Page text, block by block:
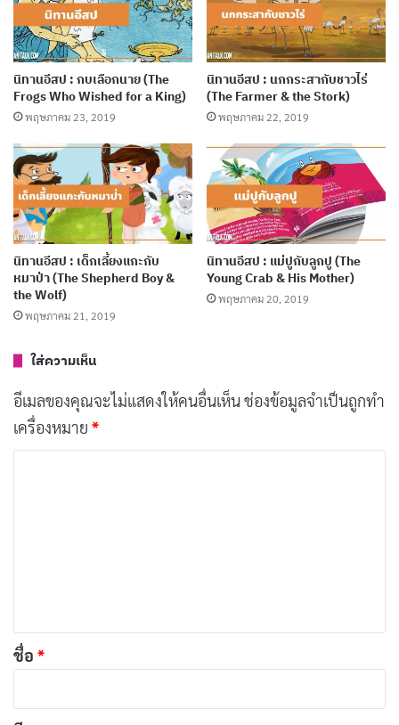
Give a finger and lose a hand.
นิทานก่อนนอน นิทานคุณธรรม
นิทานเรื่องสั้น
Copy URL
นิทานอีสป : กบเลือกนาย (The
Frogs Who Wished for a King)
พฤษภาคม 23, 2019
นิทานอีสป : นกกระสากับชาวไร่
(The Farmer & the Stork)
พฤษภาคม 22, 2019
นิทานอีสป : เด็กเลี้ยงแกะกับ
หมาป่า (The Shepherd Boy &
the Wolf)
พฤษภาคม 21, 2019
นิทานอีสป : แม่ปูกับลูกปู (The
Young Crab & His Mother)
พฤษภาคม 20, 2019
ใส่ความเห็น
อีเมลของคุณจะไม่แสดงให้คนอื่นเห็นช่องข้อมูลจำเป็นถูกทำ
เครื่องหมาย *
*
ชื่อ *